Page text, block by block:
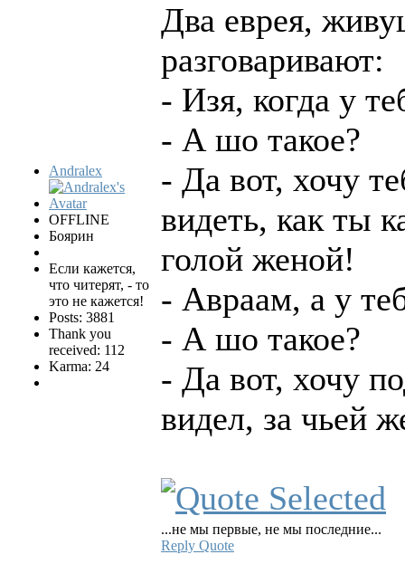
Andralex
OFFLINE
Боярин
Если кажется,
что читерят, - то
это не кажется!
Posts: 3881
Thank you
received: 112
Karma: 24
Два еврея,
разговаривают:
- Изя, когда у
- А шо такое?
- Да вот, хочу
видеть, как ты
голой женой!
- Авраам, а у
- А шо такое?
- Да вот, хочу
видел, за чьей
...не мы первые, не мы последние...
Reply Quote